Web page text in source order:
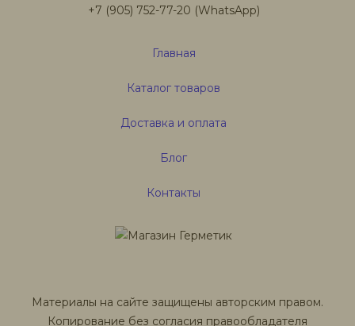
+7 (905) 752-77-20 (WhatsApp)
Главная
Каталог товаров
Доставка и оплата
Блог
Контакты
Материалы на сайте защищены авторским правом.
Копирование без согласия правообладателя